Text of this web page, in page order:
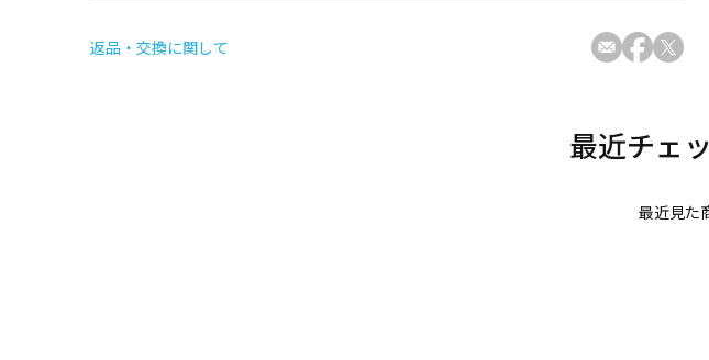
返品・交換に関して
最近見た